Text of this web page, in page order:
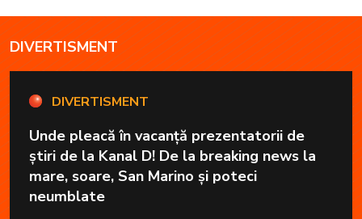
DIVERTISMENT
DIVERTISMENT
Unde pleacă în vacanță prezentatorii de
știri de la Kanal D! De la breaking news la
mare, soare, San Marino și poteci
neumblate